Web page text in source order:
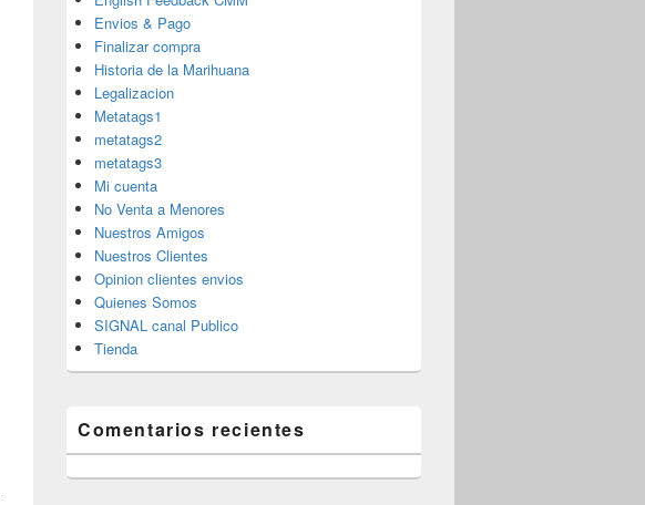
Envios & Pago
Finalizar compra
Historia de la Marihuana
Legalizacion
Metatags1
metatags2
metatags3
Mi cuenta
No Venta a Menores
Nuestros Amigos
Nuestros Clientes
Opinion clientes envios
Quienes Somos
SIGNAL canal Publico
Tienda
Comentarios recientes